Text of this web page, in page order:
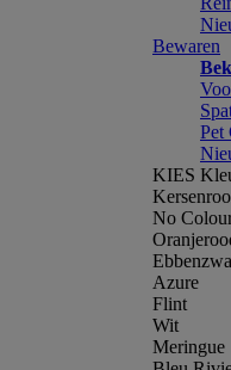
Bewaren
Pet
KIES
No
Azure
Flint
Wit
Meringue